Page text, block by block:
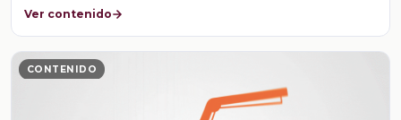
Ver contenido
CONTENIDO